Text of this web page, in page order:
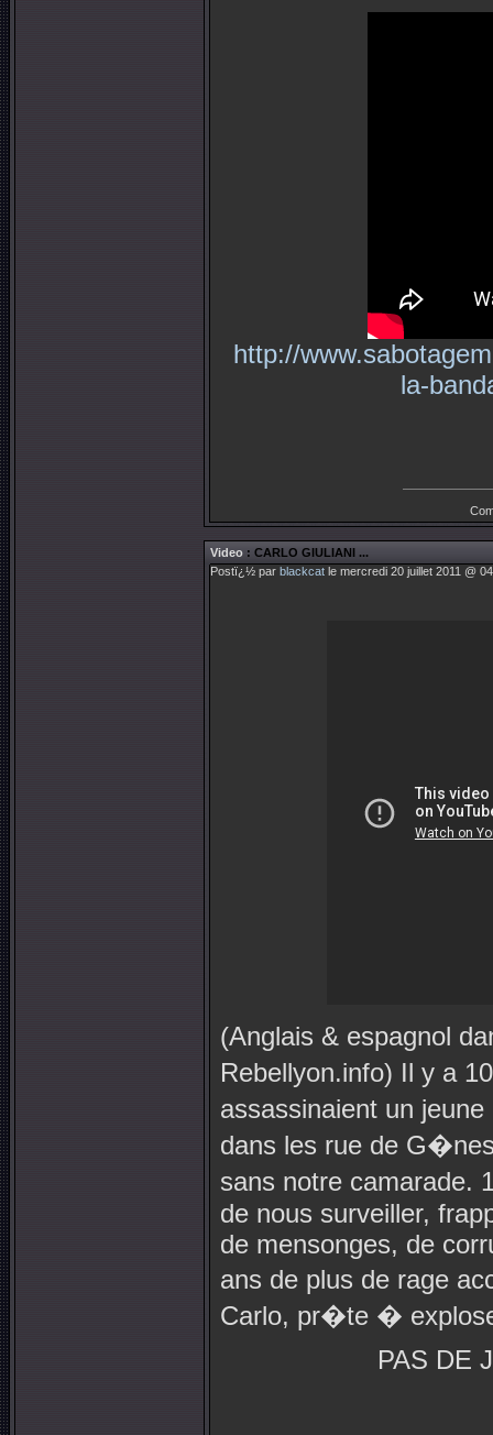
http://
la-
Video : CARLO GIULIANI ...
Postï¿½ par blackcat le mercredi 20 juillet 2011 @
(Anglais & espagnol
Rebellyon.info) Il y a
assassinaient un
dans les rue de
sans notre camarade.
de nous surveiller,
de mensonges, de
ans de plus de rage
Carlo, pr�te �
PAS DE